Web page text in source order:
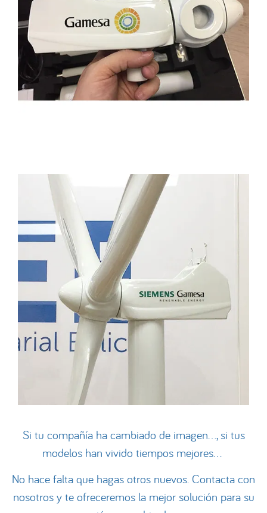
Si tu compañía ha cambiado de imagen…, si tus
modelos han vivido tiempos mejores…
No hace falta que hagas otros nuevos. Contacta con
nosotros y te ofreceremos la mejor solución para su